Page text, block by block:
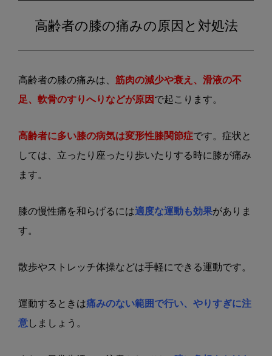
高齢者の膝の痛みの原因と対処法
高齢者の膝の痛みは、 筋肉の減少や衰え、滑液の不
足、軟骨のすりへりなどが原因 で起こります。
高齢者に多い膝の病気は変形性膝関節症です。症状と
しては、立ったり座ったり歩いたりする時に膝が痛み
ます。
膝の慢性痛を和らげるには適度な運動も効果がありま
す。
散歩やストレッチ体操などは手軽にできる運動です。
運動するときは痛みのない範囲で行い、やりすぎに注
意しましょう。